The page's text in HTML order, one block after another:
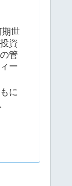
期世
資
管
ー
に